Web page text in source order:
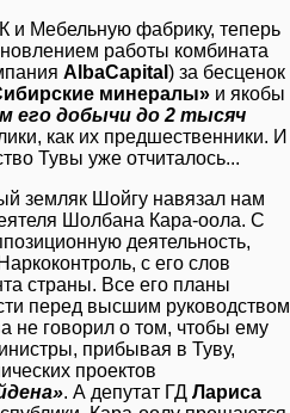
и Мебельную фабрику, теперь
работы комбината
AlbaCapital ) за бесценок
минералы» и якобы
его добычи до 2 тысяч
как их предшественники. И
Тувы уже отчиталось...
земляк Шойгу навязал нам
Шолбана Кара-оола. С
деятельность,
с его слов
страны. Все его планы
перед высшим руководством
не говорил о том, чтобы ему
прибывая в Туву,
проектов
. А депутат ГД Лариса